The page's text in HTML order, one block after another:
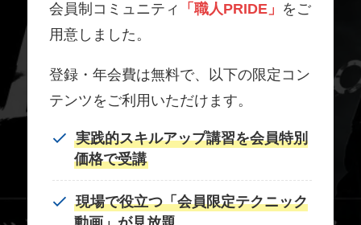
会員制コミュニティ
「職人PRIDE」 をご
用意しました。
登録・年会費は無料で、以下の限定コン
テンツをご利用いただけます。
実践的スキルアップ講習を会員特別
価格で受講
現場で役立つ「会員限定テクニック